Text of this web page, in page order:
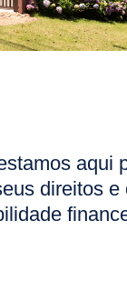
aqui
direitos